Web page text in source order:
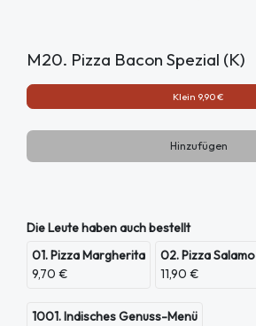
M20. Pizza Bacon Spezial (K)
Klein 9,90 €
Hinzufügen
Die Leute haben auch bestellt
01. Pizza Margherita
9,70 €
02. Pizza Salamo
11,90 €
1001. Indisches Genuss-Menü